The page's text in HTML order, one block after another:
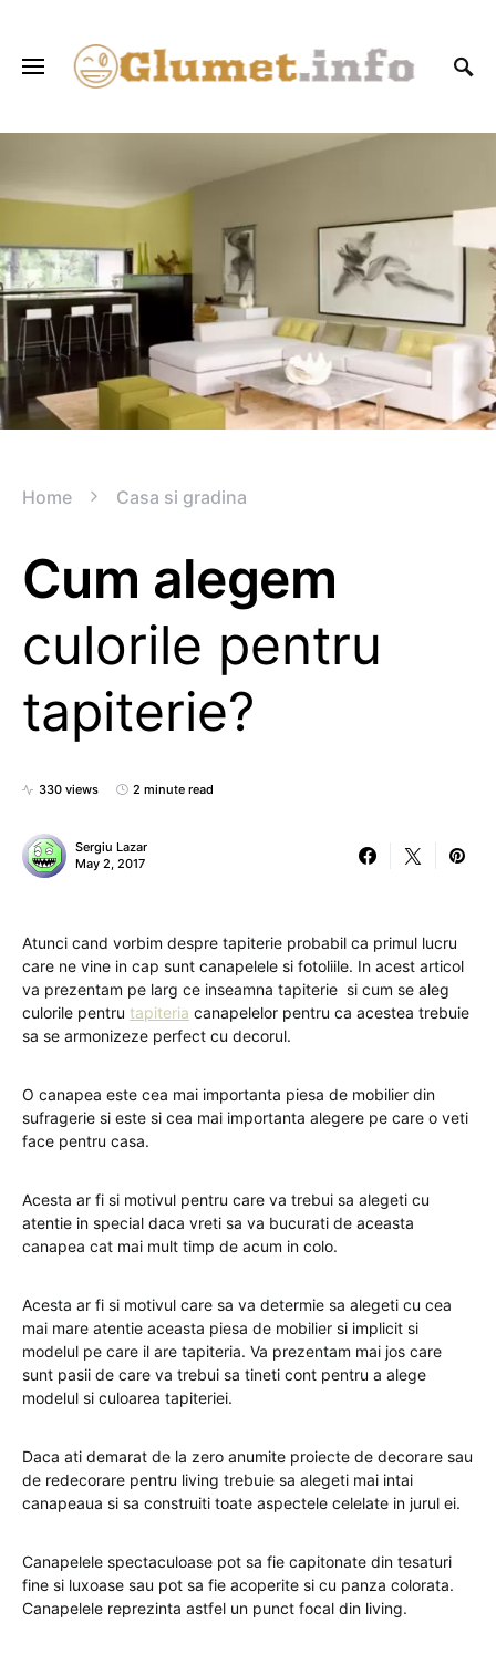
Home Casa si gradina
Cum alegem
culorile pentru
tapiterie?
330 views 2 minute read
Sergiu Lazar
May 2, 2017
Atunci cand vorbim despre tapiterie probabil ca primul lucru
care ne vine in cap sunt canapelele si fotoliile. In acest articol
va prezentam pe larg ce inseamna tapiterie si cum se aleg
culorile pentru tapiteria canapelelor pentru ca acestea trebuie
sa se armonizeze perfect cu decorul.
O canapea este cea mai importanta piesa de mobilier din
sufragerie si este si cea mai importanta alegere pe care o veti
face pentru casa.
Acesta ar fi si motivul pentru care va trebui sa alegeti cu
atentie in special daca vreti sa va bucurati de aceasta
canapea cat mai mult timp de acum in colo.
Acesta ar fi si motivul care sa va determie sa alegeti cu cea
mai mare atentie aceasta piesa de mobilier si implicit si
modelul pe care il are tapiteria. Va prezentam mai jos care
sunt pasii de care va trebui sa tineti cont pentru a alege
modelul si culoarea tapiteriei.
Daca ati demarat de la zero anumite proiecte de decorare sau
de redecorare pentru living trebuie sa alegeti mai intai
canapeaua si sa construiti toate aspectele celelate in jurul ei.
Canapelele spectaculoase pot sa fie capitonate din tesaturi
fine si luxoase sau pot sa fie acoperite si cu panza colorata.
Canapelele reprezinta astfel un punct focal din living.